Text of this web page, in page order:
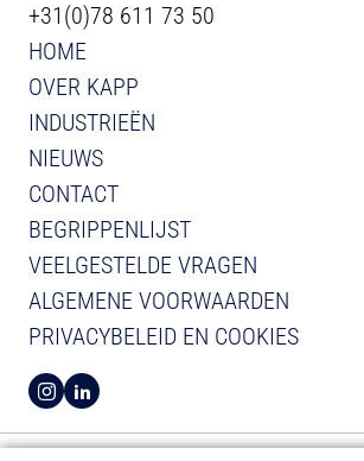
+31(0)78 611 73 50
HOME
OVER KAPP
INDUSTRIEËN
NIEUWS
CONTACT
BEGRIPPENLIJST
VEELGESTELDE VRAGEN
ALGEMENE VOORWAARDEN
PRIVACYBELEID EN COOKIES
BEKIJK INSTAGRAM VAN KAPP
BEKIJK LINKEDIN VAN KAPP